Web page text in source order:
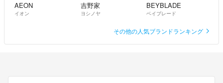
AEON
イオン
吉野家
ヨシノヤ
BEYBLADE
ベイブレード
その他の人気ブランドランキング